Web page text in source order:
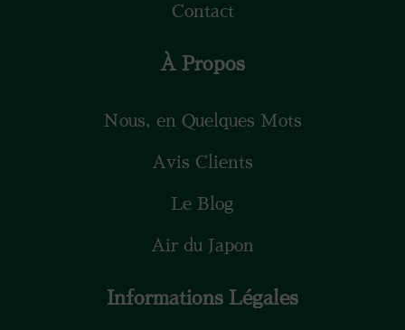
Contact
À Propos
Nous, en Quelques Mots
Avis Clients
Le Blog
Air du Japon
Informations Légales